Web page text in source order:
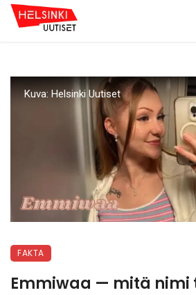
Kuva: Helsinki Uutiset
FAKTA
Emmiwaa — mitä